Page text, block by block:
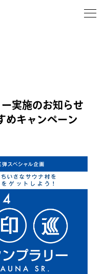
実施のお知らせ
めキャンペーン